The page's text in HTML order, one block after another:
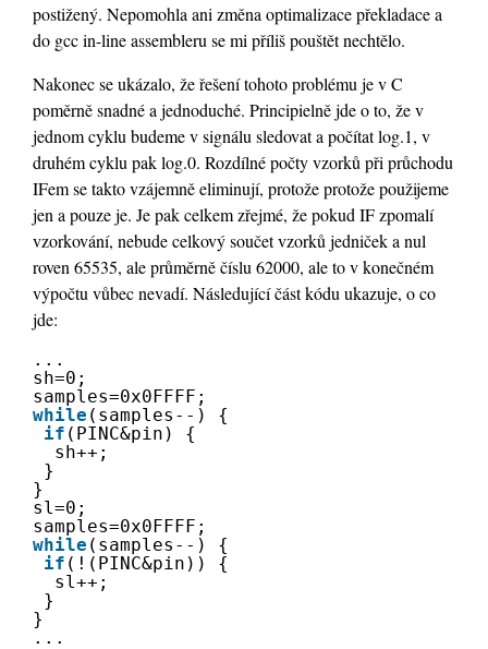
postižený. Nepomohla ani změna optimalizace překladace a
do gcc in-line assembleru se mi příliš pouštět nechtělo.
Nakonec se ukázalo, že řešení tohoto problému je v C
poměrně snadné a jednoduché. Principielně jde o to, že v
jednom cyklu budeme v signálu sledovat a počítat log.1, v
druhém cyklu pak log.0. Rozdílné počty vzorků při průchodu
IFem se takto vzájemně eliminují, protože protože použijeme
jen a pouze je. Je pak celkem zřejmé, že pokud IF zpomalí
vzorkování, nebude celkový součet vzorků jedniček a nul
roven 65535, ale průměrně číslu 62000, ale to v konečném
výpočtu vůbec nevadí. Následující část kódu ukazuje, o co
jde:
...
sh=0;
samples=0x0FFFF;
while (samples--) {
if (PINC&pin) {
sh++;
}
}
sl=0;
samples=0x0FFFF;
while (samples--) {
if (!(PINC&pin)) {
sl++;
}
}
...